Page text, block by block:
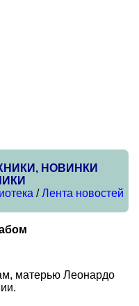
НОВИНКИ
/Лента новостей
матерью Леонардо